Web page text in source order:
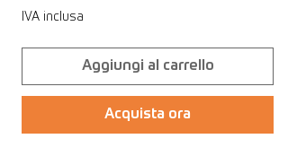
IVA inclusa
Aggiungi al carrello
Acquista ora